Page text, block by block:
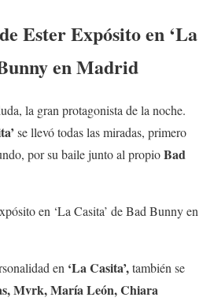
Ester Expósito en ‘La
en Madrid
la gran protagonista de la noche.
se llevó todas las miradas, primero
por su baile junto al propioBad
en ‘La Casita’ de Bad Bunny en
en ‘La Casita’,también se
Mvrk, María León, Chiara